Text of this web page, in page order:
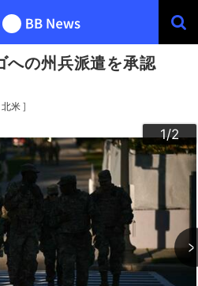
への州兵派遣を承認
北米 ]
1/2
2/2